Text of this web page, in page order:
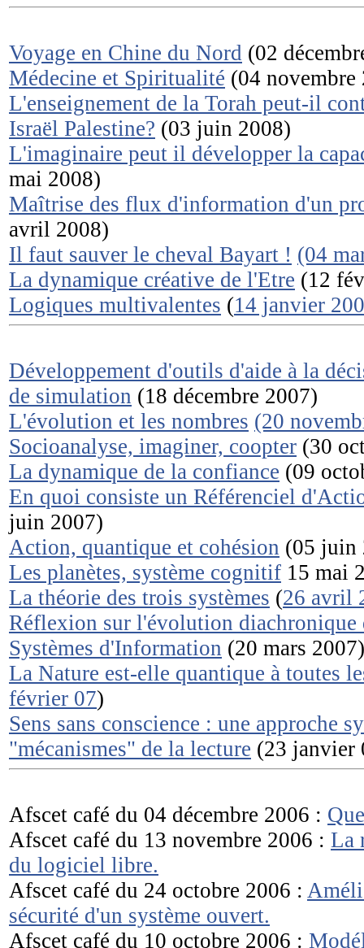
Voyage en Chine du Nord (02
Médecine et Spiritualité (04 novembre
L'enseignement de la Torah peut-il
Israël Palestine? (03 juin 2008)
L'imaginaire peut il développer la
mai 2008)
Maîtrise des flux d'information d'un
avril 2008)
Il faut sauver le cheval Bayart ! (04
La dynamique créative de l'Etre (12
Logiques multivalentes (14 janvier
Développement d'outils d'aide à la
de simulation (18 décembre 2007)
L'évolution et les nombres (20
Socioanalyse, imaginer, coopter (30
La dynamique de la confiance (09
En quoi consiste un Référenciel
juin 2007)
Action, quantique et cohésion (05 juin
Les planètes, système cognitif 15 mai
La théorie des trois systèmes (26 avril
Réflexion sur l'évolution diachronique
Systèmes d'Information (20 mars 2007)
La Nature est-elle quantique à toutes
février 07)
Sens sans conscience : une approche
"mécanismes" de la lecture (23 janvier
Afscet café du 04 décembre 2006 :
Afscet café du 13 novembre 2006 : La
du logiciel libre.
Afscet café du 24 octobre 2006 :
sécurité d'un système ouvert.
Afscet café du 10 octobre 2006 :